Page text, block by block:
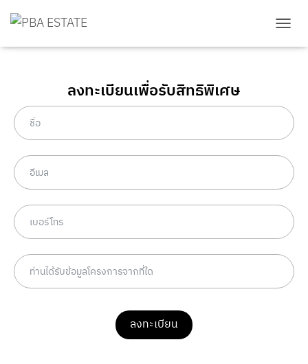
ลงทะเบียนเพื่อรับสิทธิพิเศษ
ลงทะเบียน